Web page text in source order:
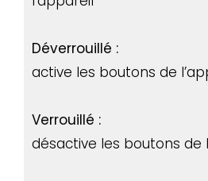
Déverrouillé :
active les boutons de
Verrouillé :
désactive les boutons de